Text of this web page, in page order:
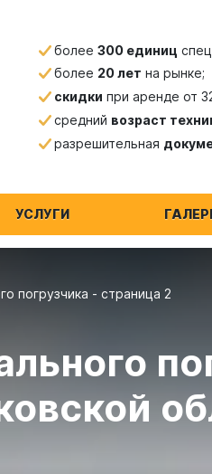
более 300 единиц
более 20 лет на рынке;
скидки при аренде от
средний возраст
разрешительная
УСЛУГИ
погрузчика - страница 2